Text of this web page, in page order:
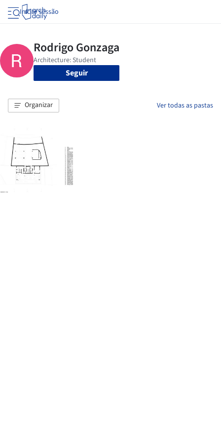
Iniciar sessão
Seguir
Organizar Ver todas as pastas